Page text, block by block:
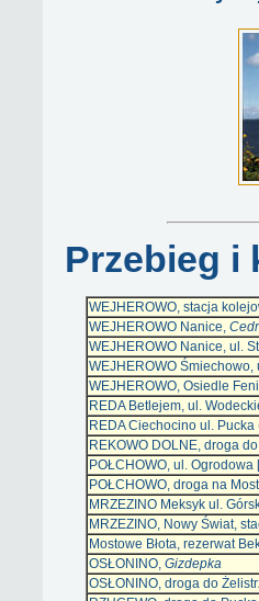
Przebieg i
WEJHEROWO, stacja
WEJHEROWO Nanice,
WEJHEROWO Nanice, ul.
WEJHEROWO
WEJHEROWO, Osiedle
REDA Betlejem, ul.
REDA Ciechocino ul. Pucka
REKOWO DOLNE, droga
POŁCHOWO, ul. Ogrodowa
POŁCHOWO, droga na
MRZEZINO Meksyk ul.
MRZEZINO, Nowy Świat,
Mostowe Błota, rezerwat
OSŁONINO, Gizdepka
OSŁONINO, droga do